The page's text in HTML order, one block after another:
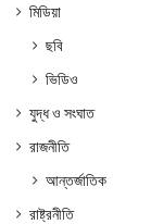
মিডিয়া
ছবি
ভিডিও
যুদ্ধ ও সংঘাত
রাজনীতি
আন্তর্জাতিক
রাষ্ট্রনীতি